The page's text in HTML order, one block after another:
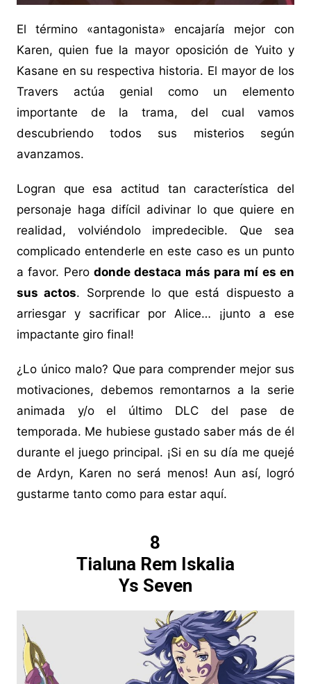
El término «antagonista» encajaría mejor con
Karen, quien fue la mayor oposición de Yuito y
Kasane en su respectiva historia. El mayor de los
Travers actúa genial como un elemento
importante de la trama, del cual vamos
descubriendo todos sus misterios según
avanzamos.
Logran que esa actitud tan característica del
personaje haga difícil adivinar lo que quiere en
realidad, volviéndolo impredecible. Que sea
complicado entenderle en este caso es un punto
a favor. Pero donde destaca más para mí es en
sus actos. Sorprende lo que está dispuesto a
arriesgar y sacrificar por Alice… ¡junto a ese
impactante giro final!
¿Lo único malo? Que para comprender mejor sus
motivaciones, debemos remontarnos a la serie
animada y/o el último DLC del pase de
temporada. Me hubiese gustado saber más de él
durante el juego principal. ¡Si en su día me quejé
de Ardyn, Karen no será menos! Aun así, logró
gustarme tanto como para estar aquí.
8
Tialuna Rem Iskalia
Ys Seven